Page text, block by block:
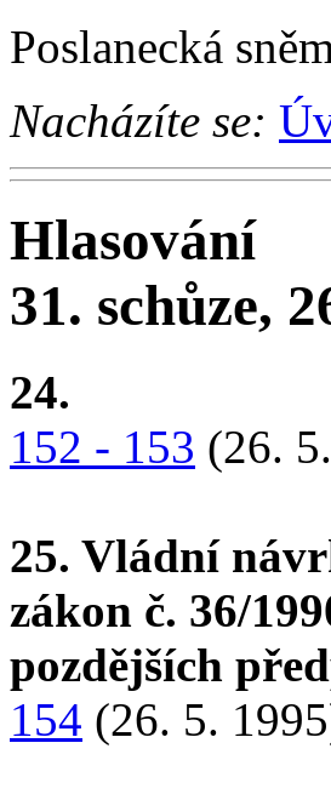
Poslanecká
Nacházíte se:
Hlasování
31. schůze,
24.
152 - 153 (26.
25. Vládní
zákon č. 36/
pozdějších
154 (26. 5.